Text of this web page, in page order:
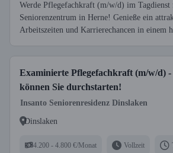
Werde Pflegefachkraft (m/w/d) im Tagdienst
Seniorenzentrum in Herne! Genieße ein
Arbeitszeiten und Karrierechancen in einem
Examinierte Pflegefachkraft (m/w/d)
können Sie durchstarten!
Insanto Seniorenresidenz Dinslaken
Dinslaken
4.200 - 4.800 €/Monat Vollzeit